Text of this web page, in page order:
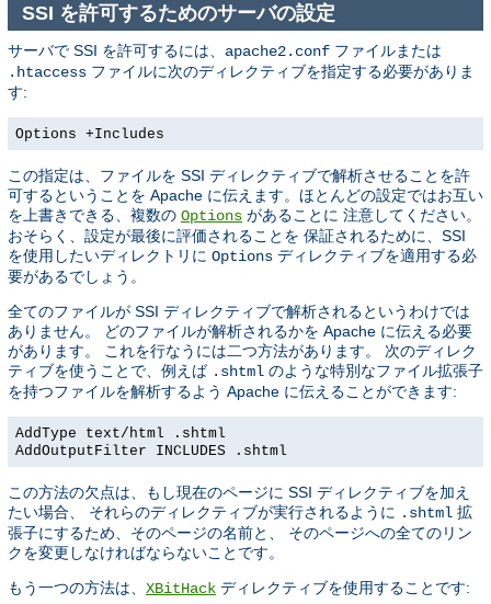
SSI を許可するためのサーバの設定
サーバで SSI を許可するには、 apache2.conf ファイルまたは
.htaccess ファイルに次のディレクティブを指定する必要がありま
す:
Options +Includes
この指定は、ファイルを SSI ディレクティブで解析させることを許
可するということを Apache に伝えます。ほとんどの設定ではお互い
を上書きできる、複数の Options があることに 注意してください。
おそらく、設定が最後に評価されることを 保証されるために、SSI
を使用したいディレクトリに Options ディレクティブを適用する必
要があるでしょう。
全てのファイルが SSI ディレクティブで解析されるというわけでは
ありません。 どのファイルが解析されるかを Apache に伝える必要
があります。 これを行なうには二つ方法があります。 次のディレク
ティブを使うことで、例えば .shtml のような特別なファイル拡張子
を持つファイルを解析するよう Apache に伝えることができます:
AddType text/html .shtml
AddOutputFilter INCLUDES .shtml
この方法の欠点は、もし現在のページに SSI ディレクティブを加え
たい場合、 それらのディレクティブが実行されるように .shtml 拡
張子にするため、そのページの名前と、 そのページへの全てのリン
クを変更しなければならないことです。
もう一つの方法は、 XBitHack ディレクティブを使用することです: